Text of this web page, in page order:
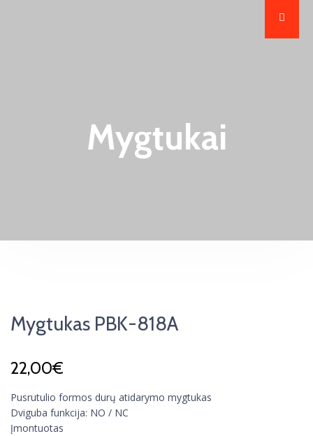
Mygtukai
Mygtukas PBK-818A
22,00€
Pusrutulio formos durų atidarymo mygtukas
Dviguba funkcija: NO / NC
Įmontuotas